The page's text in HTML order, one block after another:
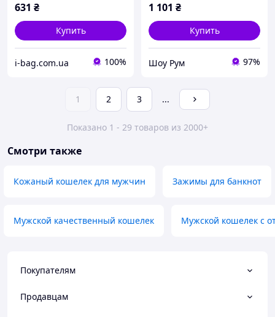
631 ₴
Купить
i-bag.com.ua 100%
1 101 ₴
Купить
Шоу Рум 97%
1 2 3 ...
Показано 1 - 29 товаров из 2000+
Смотри также
Кожаный кошелек для мужчин Зажимы для банкнот
Мужской качественный кошелек Мужской кошелек с
Покупателям
Продавцам